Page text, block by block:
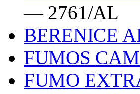
— 2761/AL
BERENICE
FUMOS
FUMO